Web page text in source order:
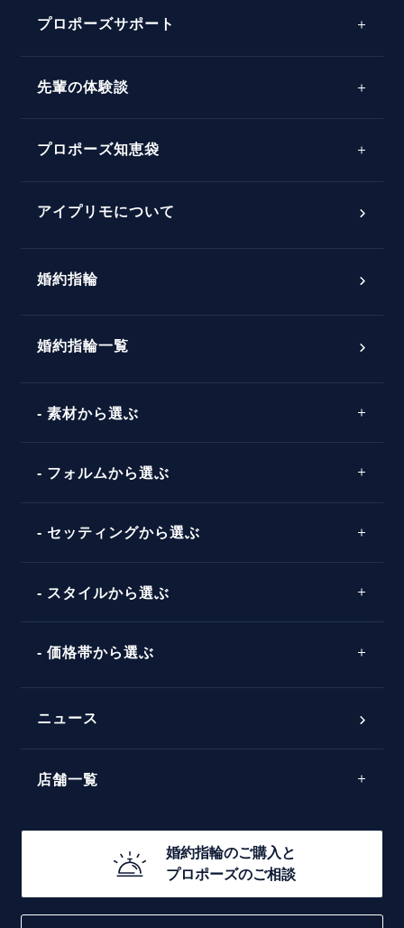
プロポーズサポート
プロポーズアイテム
パーフェクトプロポーズリング
婚約指輪マッチング診断
先輩の体験談
プロポーズ知恵袋
ダイヤモンドの品質とは？
タイミング
言葉
アイプリモについて
婚約指輪
婚約指輪一覧
素材から選ぶ
コンビネーション
フォルムから選ぶ
ストレートライン
セッティングから選ぶ
ソリテール
ラインメレ
スタイルから選ぶ
シンプル
モード
エレガント
価格帯から選ぶ
30万円台～
20万円台～
10万円台～
ニュース
店舗一覧
函館店
婚約指輪のご購入と
プロポーズのご相談